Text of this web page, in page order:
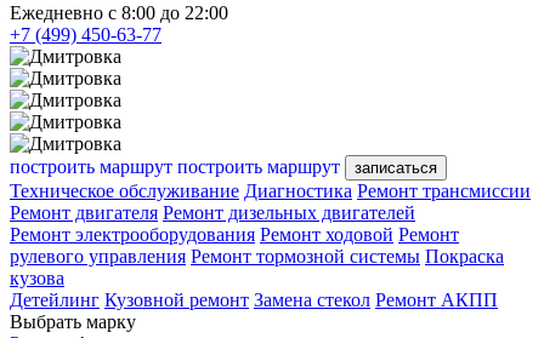
Ежедневно с 8:00 до 22:00
+7 (499) 450-63-77
построить маршрут построить маршрут записаться
Техническое обслуживание Диагностика Ремонт трансмиссии
Ремонт двигателя Ремонт дизельных двигателей
Ремонт электрооборудования Ремонт ходовой Ремонт
рулевого управления Ремонт тормозной системы Покраска
кузова
Детейлинг Кузовной ремонт Замена стекол Ремонт АКПП
Выбрать марку